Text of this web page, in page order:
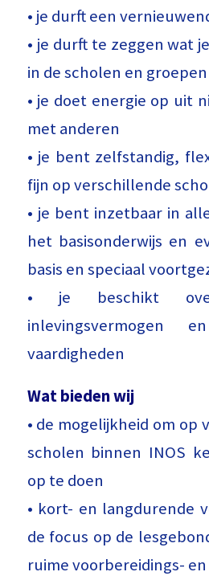
• je durft een
• je durft te zeggen wat
in de scholen en
• je doet energie op uit
met anderen
• je bent zelfstandig,
fijn op verschillende
• je bent inzetbaar in
het basisonderwijs en
basis en speciaal
• je beschikt
inlevingsvermogen
vaardigheden
Wat bieden wij
• de mogelijkheid om op
scholen binnen INOS
op te doen
• kort- en langdurende
de focus op de
ruime voorbereidings-